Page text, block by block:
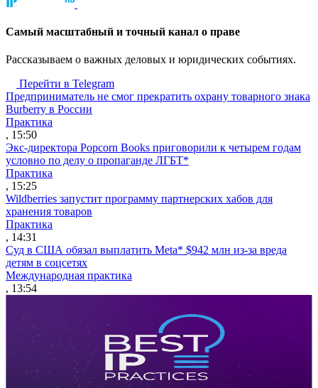
Cамый масштабный и точный канал о праве
Рассказываем о важных деловых и юридических событиях.
Перейти в Telegram
Предприниматель не смог прекратить охрану товарного знака
Burberry в России
Практика
, 15:50
Экс-директора Popcorn Books приговорили к четырем годам
условно по делу о пропаганде ЛГБТ*
Практика
, 15:25
Wildberries запустит программу партнерских хабов для
хранения товаров
Практика
, 14:31
Суд в США обязал выплатить Meta* $942 млн из-за вреда
детям в соцсетях
Международная практика
, 13:54